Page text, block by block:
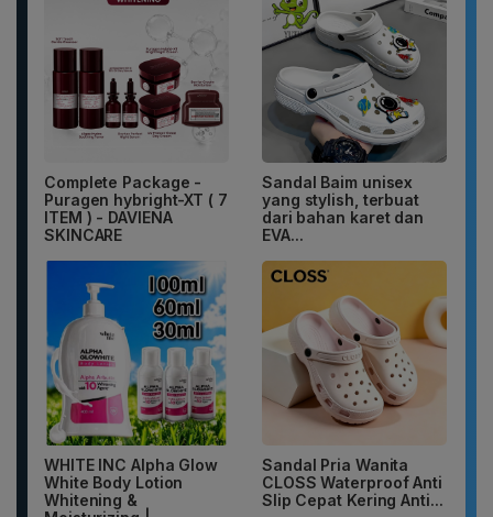
Complete Package -
Puragen hybright-XT ( 7
ITEM ) - DAVIENA
SKINCARE
Sandal Baim unisex
yang stylish, terbuat
dari bahan karet dan
EVA...
WHITE INC Alpha Glow
White Body Lotion
Whitening &
Sandal Pria Wanita
CLOSS Waterproof Anti
Slip Cepat Kering Anti...